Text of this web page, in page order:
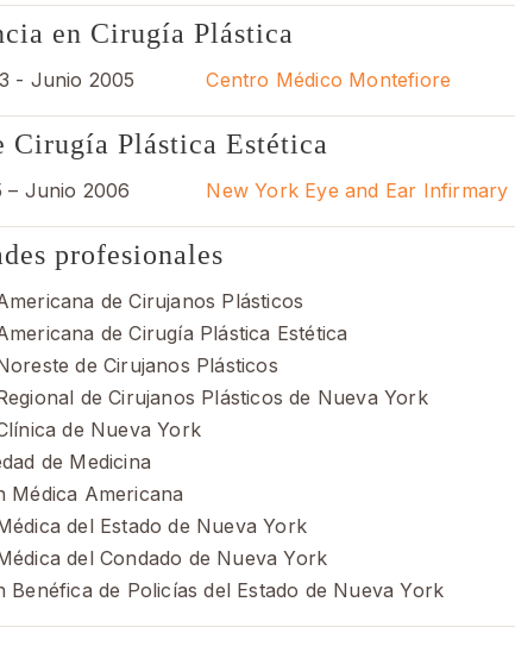
en Cirugía Plástica
- Junio 2005 Centro Médico Montefiore
Cirugía Plástica Estética
– Junio 2006 New York Eye and Ear
profesionales
de Cirujanos Plásticos
de Cirugía Plástica Estética
de Cirujanos Plásticos
de Cirujanos Plásticos de Nueva York
de Nueva York
de Medicina
Médica Americana
del Estado de Nueva York
del Condado de Nueva York
Benéfica de Policías del Estado de Nueva York